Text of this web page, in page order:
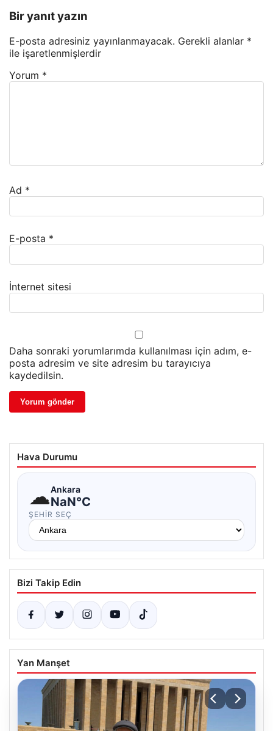
Bir yanıt yazın
E-posta adresiniz yayınlanmayacak. Gerekli alanlar *
ile işaretlenmişlerdir
Yorum *
Ad *
E-posta *
İnternet sitesi
Daha sonraki yorumlarımda kullanılması için adım, e-
posta adresim ve site adresim bu tarayıcıya
kaydedilsin.
Hava Durumu
☁Ankara
NaN°C
ŞEHIR SEÇ
Bizi Takip Edin
Yan Manşet